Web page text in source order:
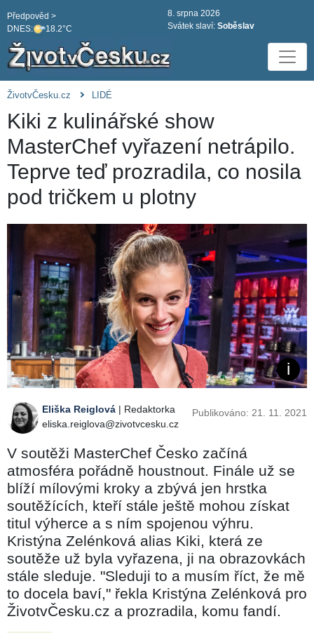
DNES: 18.2°C
Předpověd >
8. srpna 2026
Svátek slaví: Soběslav
ŽivotvČesku.cz LIDÉ
Kiki z kulinářské show
MasterChef vyřazení netrápilo.
Teprve teď prozradila, co nosila
pod tričkem u plotny
Eliška Reiglová | Redaktorka
eliska.reiglova@zivotvcesku.cz
Publikováno: 21. 11. 2021
V soutěži MasterChef Česko začíná
atmosféra pořádně houstnout. Finále už se
blíží mílovými kroky a zbývá jen hrstka
soutěžících, kteří stále ještě mohou získat
titul výherce a s ním spojenou výhru.
Kristýna Zelénková alias Kiki, která ze
soutěže už byla vyřazena, ji na obrazovkách
stále sleduje. "Sleduji to a musím říct, že mě
to docela baví," řekla Kristýna Zelénková pro
ŽivotvČesku.cz a prozradila, komu fandí.